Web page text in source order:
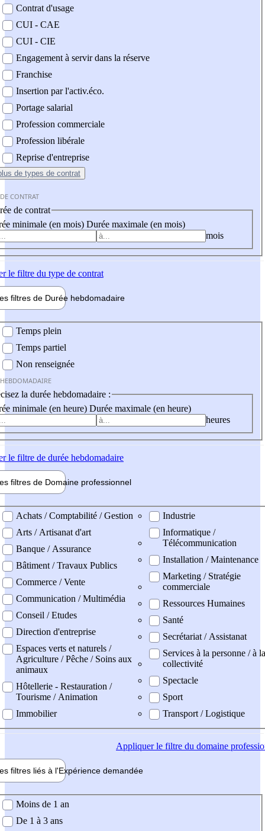
Contrat d'usage
CUI - CAE
CUI - CIE
Engagement à servir dans la réserve
Franchise
Insertion par l'activ.éco.
Portage salarial
Profession commerciale
Profession libérale
Reprise d'entreprise
de types de contrat
CONTRAT
de contrat
minimale (en mois) Durée maximale (en mois)
mois
le filtre du type de contrat
filtres de Durée hebdomadaire
Temps plein
Temps partiel
Non renseignée
la durée hebdomadaire :
minimale (en heure) Durée maximale (en heure)
heures
le filtre de durée hebdomadaire
filtres de Domaine professionnel
professionel
Achats / Comptabilité / Gestion
Arts / Artisanat d'art
Banque / Assurance
Bâtiment / Travaux Publics
Commerce / Vente
Communication / Multimédia
Conseil / Etudes
Direction d'entreprise
Espaces verts et naturels /
Agriculture / Pêche / Soins aux
animaux
Hôtellerie - Restauration /
Tourisme / Animation
Immobilier
Industrie
Informatique /
Télécommunication
Installation / Maintenance
Marketing / Stratégie
commerciale
Ressources Humaines
Santé
Secrétariat / Assistanat
Services à la personne / à la
collectivité
Spectacle
Sport
Transport / Logistique
Appliquerle filtre du domaine
filtres liés à l'Expérience demandée
demandée
Moins de 1 an
De 1 à 3 ans